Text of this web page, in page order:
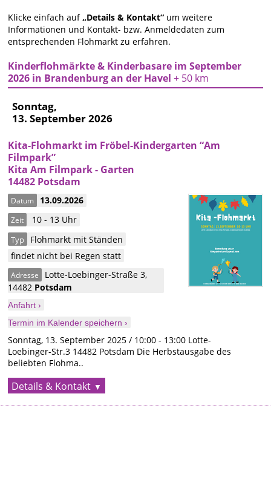
Klicke einfach auf„Details & Kontakt“ um weitere
Informationen und Kontakt- bzw. Anmeldedaten zum
entsprechenden Flohmarkt zu erfahren.
Kinderflohmärkte & Kinderbasare im September
2026 in Brandenburg an der Havel+ 50 km
Sonntag,
13. September 2026
Kita-Flohmarkt im Fröbel-Kindergarten “Am
Filmpark”
Kita Am Filmpark - Garten
14482 Potsdam
Datum 13.09.2026
Zeit 10 - 13 Uhr
Typ
Flohmarkt mit Ständen
findet nicht bei Regen statt
Adresse Lotte-Loebinger-Straße 3,
14482 Potsdam
Anfahrt ›
Termin im Kalender speichern ›
Sonntag, 13. September 2025 / 10:00 - 13:00 Lotte-
Loebinger-Str.3 14482 Potsdam Die Herbstausgabe des
beliebten Flohma..
Details & Kontakt